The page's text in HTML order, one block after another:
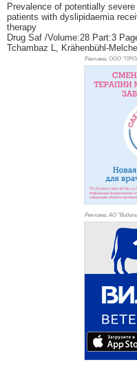
Prevalence of potentially
patients with dyslipidaemia
therapy
Drug Saf /Volume:28 Part:3
Tchambaz L, Krähenbühl-
Реклама. ООО
Реклама. АО